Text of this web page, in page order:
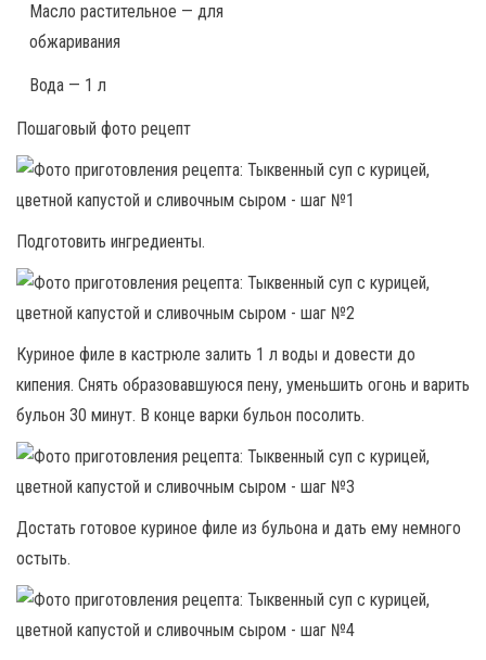
Масло растительное — для
обжаривания
Вода — 1 л
Пошаговый фото рецепт
Подготовить ингредиенты.
Куриное филе в кастрюле залить 1 л воды и довести до
кипения. Снять образовавшуюся пену, уменьшить огонь и варить
бульон 30 минут. В конце варки бульон посолить.
Достать готовое куриное филе из бульона и дать ему немного
остыть.